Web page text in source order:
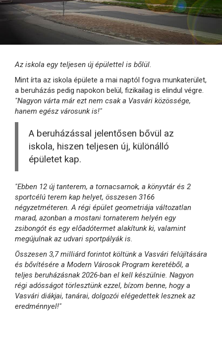
Az iskola egy teljesen új épülettel is bőlül.
Mint írta az iskola épülete a mai naptól fogva munkaterület,
a beruházás pedig napokon belül, fizikailag is elindul végre.
"Nagyon várta már ezt nem csak a Vasvári közössége,
hanem egész városunk is!"
A beruházással jelentősen bővül az
iskola, hiszen teljesen új, különálló
épületet kap.
"Ebben 12 új tanterem, a tornacsarnok, a könyvtár és 2
sportcélú terem kap helyet, összesen 3166
négyzetméteren. A régi épület geometriája változatlan
marad, azonban a mostani tornaterem helyén egy
zsibongót és egy előadótermet alakítunk ki, valamint
megújulnak az udvari sportpályák is.
Összesen 3,7 milliárd forintot költünk a Vasvári felújítására
és bővítésére a Modern Városok Program keretéből, a
teljes beruházásnak 2026-ban el kell készülnie. Nagyon
régi adósságot törlesztünk ezzel, bízom benne, hogy a
Vasvári diákjai, tanárai, dolgozói elégedettek lesznek az
eredménnyel!"